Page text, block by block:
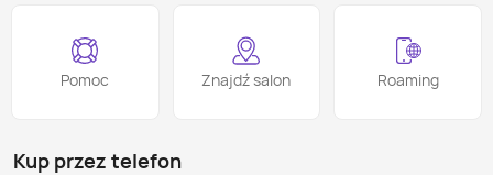
Pomoc Znajdź salon Roaming
Kup przez telefon